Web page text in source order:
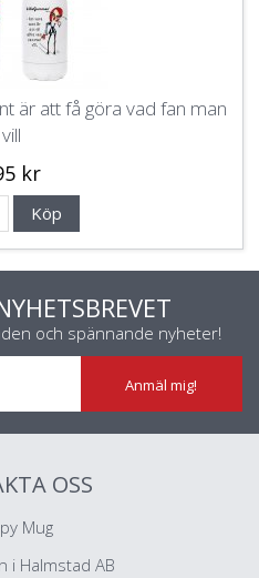
är att få göra vad fan man
vill
kr
Köp
och spännande nyheter!
Anmäl mig!
OSS
Mug
i Halmstad AB